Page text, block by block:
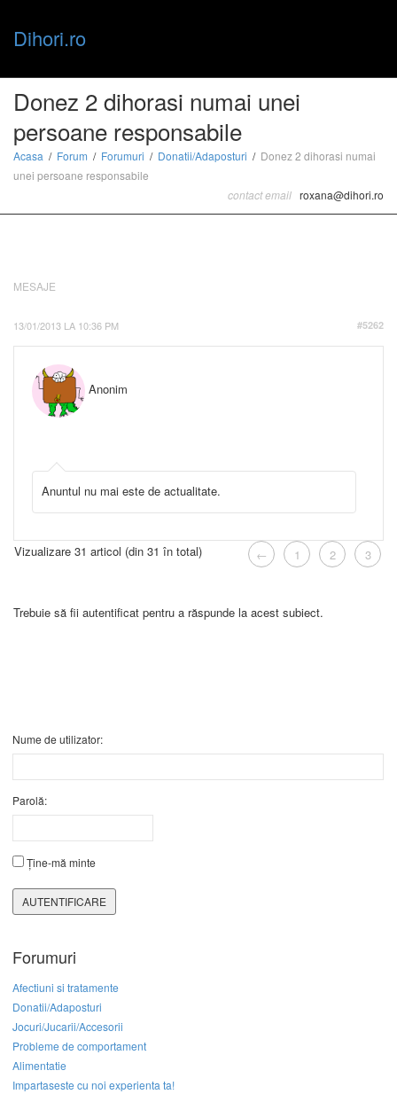
Dihori.ro
Donez 2 dihorasi numai unei
persoane responsabile
Acasa Forum Forumuri Donatii/Adaposturi
Donez 2 dihorasi numai
unei persoane responsabile
contact email roxana@dihori.ro
MESAJE
13/01/2013 LA 10:36 PM #5262
Anonim
Anuntul nu mai este de actualitate.
Vizualizare 31 articol (din 31 în total) ← 1 2 3
Trebuie să fii autentificat pentru a răspunde la acest subiect.
Nume de utilizator:
Parolă:
Ține-mă minte
AUTENTIFICARE
Forumuri
Afectiuni si tratamente
Donatii/Adaposturi
Jocuri/Jucarii/Accesorii
Probleme de comportament
Alimentatie
Impartaseste cu noi experienta ta!